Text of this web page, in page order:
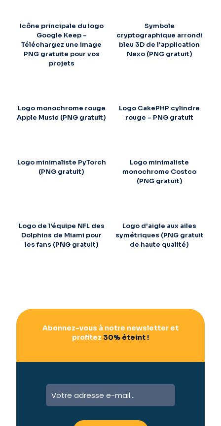
Icône principale du logo
Google Keep –
Téléchargez une image
PNG gratuite pour vos
projets
Symbole
cryptographique arrondi
bleu 3D de l'application
Nexo (PNG gratuit)
Logo monochrome rouge
Apple Music (PNG gratuit)
Logo CakePHP cylindre
rouge – PNG gratuit
Logo minimaliste PyTorch
(PNG gratuit)
Logo minimaliste
monochrome Costco
(PNG gratuit)
Logo de l'équipe NFL des
Dolphins de Miami pour
les fans (PNG gratuit)
Logo d'aigle aux ailes
symétriques (PNG gratuit
de haute qualité)
Abonnez-vous à notre newsletter et
profitez 30% éteint !